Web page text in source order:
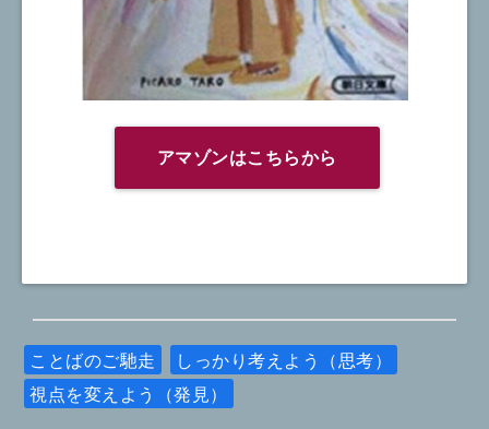
アマゾンはこちらから
ことばのご馳走
しっかり考えよう（思考）
視点を変えよう（発見）